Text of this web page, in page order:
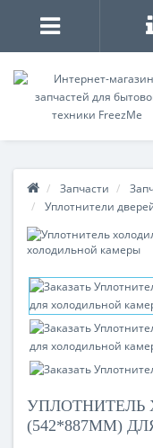
Запчасти
Уплотнители
УПЛОТНИТЕЛЬ
(542*887ММ)